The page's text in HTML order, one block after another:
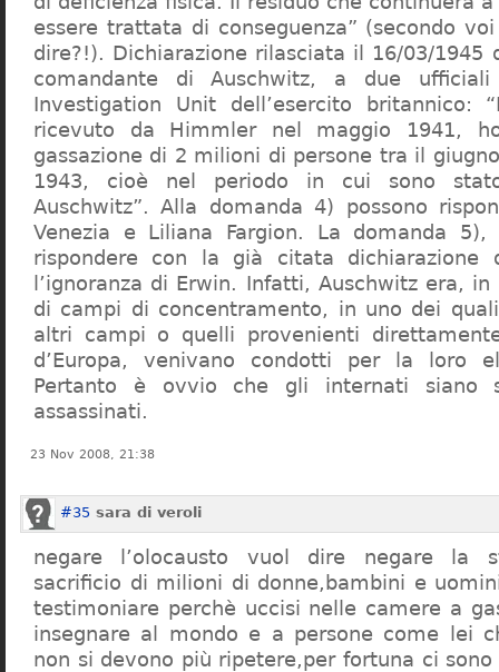
essere trattata di conseguenza” (secondo
dire?!). Dichiarazione rilasciata il 16/03/1945
comandante di Auschwitz, a due
Investigation Unit dell’esercito britannico:
ricevuto da Himmler nel maggio 1941,
gassazione di 2 milioni di persone tra il
1943, cioè nel periodo in cui sono
Auschwitz”. Alla domanda 4) possono
Venezia e Liliana Fargion. La domanda
rispondere con la già citata dichiarazione
l’ignoranza di Erwin. Infatti, Auschwitz era,
di campi di concentramento, in uno dei
altri campi o quelli provenienti
d’Europa, venivano condotti per la loro
Pertanto è ovvio che gli internati siano
assassinati.
23 Nov 2008, 21:38
#35 sara di veroli
negare l’olocausto vuol dire negare la
sacrificio di milioni di donne,bambini e
testimoniare perchè uccisi nelle camere a
insegnare al mondo e a persone come lei
non si devono più ripetere,per fortuna ci